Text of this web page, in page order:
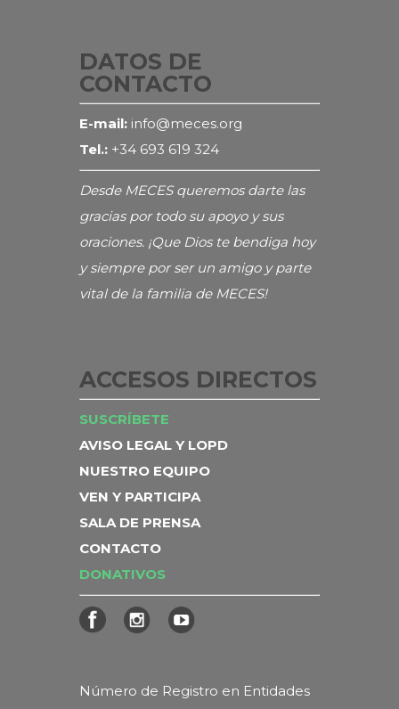
DATOS DE
CONTACTO
E-mail: info@meces.org
Tel.: +34 693 619 324
Desde MECES queremos darte las
gracias por todo su apoyo y sus
oraciones. ¡Que Dios te bendiga hoy
y siempre por ser un amigo y parte
vital de la familia de MECES!
ACCESOS DIRECTOS
SUSCRÍBETE
AVISO LEGAL Y LOPD
NUESTRO EQUIPO
VEN Y PARTICIPA
SALA DE PRENSA
CONTACTO
DONATIVOS
Número de Registro en Entidades